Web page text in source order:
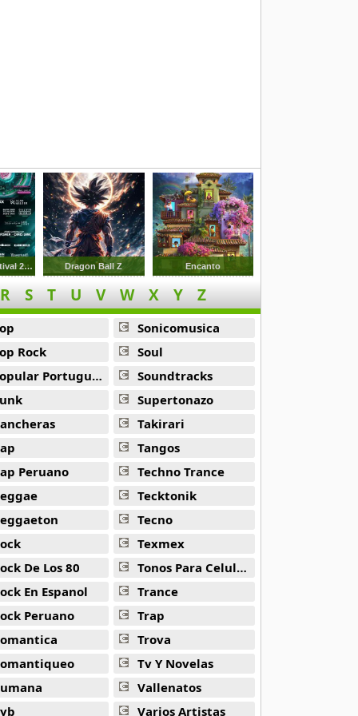
Ultra Music Festival 2024 Dragon Ball Z Encanto
R S T U V W X Y Z
Rock
Portuguesa
Peruano
De Los 80
En Espanol
Peruano
Sonicomusica
Soul
Soundtracks
Supertonazo
Takirari
Tangos
Techno Trance
Tecktonik
Tecno
Texmex
Tonos Para Celulares
Trance
Trap
Trova
Tv Y Novelas
Vallenatos
Varios Artistas